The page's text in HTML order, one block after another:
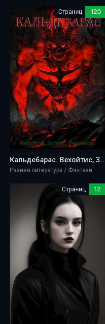
Страниц 120
Кальдебарас. Вехойтис, Загрис, Форманис - 1ex0
Разная литература / Фэнтези
Страниц 12